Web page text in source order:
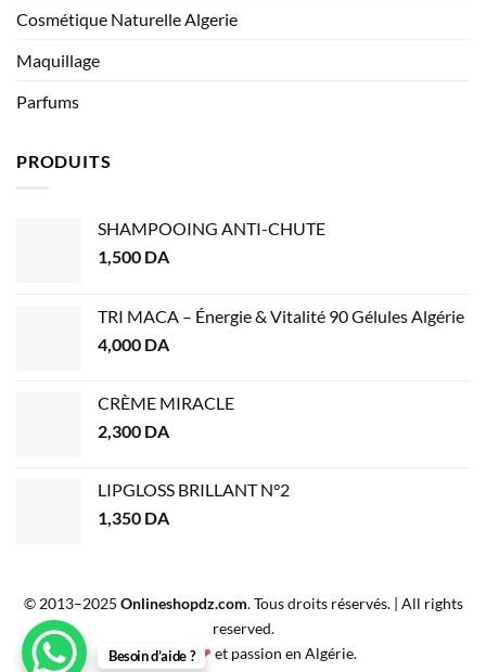
Cosmétique Naturelle Algerie
Maquillage
Parfums
PRODUITS
SHAMPOOING ANTI-CHUTE
1,500 DA
TRI MACA – Énergie & Vitalité 90 Gélules Algérie
4,000 DA
CRÈME MIRACLE
2,300 DA
LIPGLOSS BRILLANT N°2
1,350 DA
© 2013–2025 Onlineshopdz.com. Tous droits réservés. | All rights
reserved.
Créé avec ❤ et passion en Algérie.
Besoin d’aide ?